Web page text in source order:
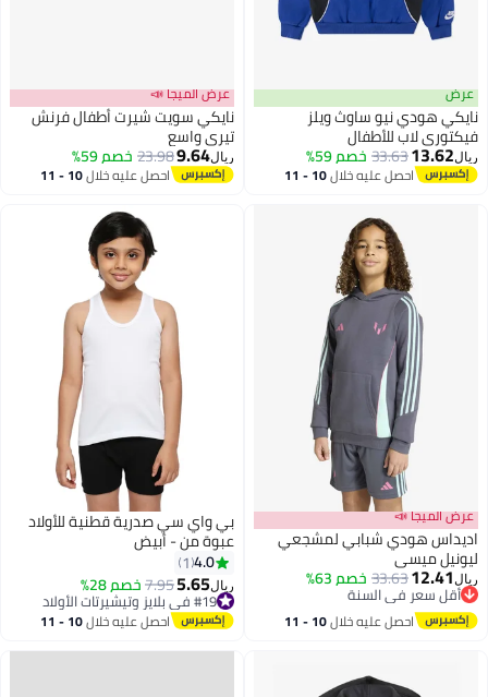
2
عرض
نايكي هودي نيو ساوث ويلز
فيكتوري لاب للأطفال
ريال13.62
33.63خصم 59%
احصل عليه خلال 10 - 11
2
عرض الميجا 📣
نايكي سويت شيرت أطفال فرنش
تيري واسع
ريال9.64
23.98خصم 59%
احصل عليه خلال 10 - 11
عرض الميجا 📣
اديداس هودي شبابي لمشجعي
ليونيل ميسي
ريال12.41
33.63خصم 63%
أقل سعر في السنة
أقل سعر في السنة
احصل عليه خلال 10 - 11
بي واي سي صدرية قطنية للأولاد
عبوة من - أبيض
4.0
1
ريال5.65
7.95خصم 28%
#19 في بلايز وتيشيرتات الأولاد
#19 في بلايز وتيشيرتات الأولاد احصل عليه خلال 10 - 11